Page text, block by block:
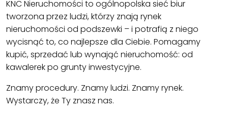
KNC Nieruchomości to ogólnopolska sieć biur
tworzona przez ludzi, którzy znają rynek
nieruchomości od podszewki – i potrafią z niego
wycisnąć to, co najlepsze dla Ciebie. Pomagamy
kupić, sprzedać lub wynająć nieruchomość: od
kawalerek po grunty inwestycyjne.
Znamy procedury. Znamy ludzi. Znamy rynek.
Wystarczy, że Ty znasz nas.